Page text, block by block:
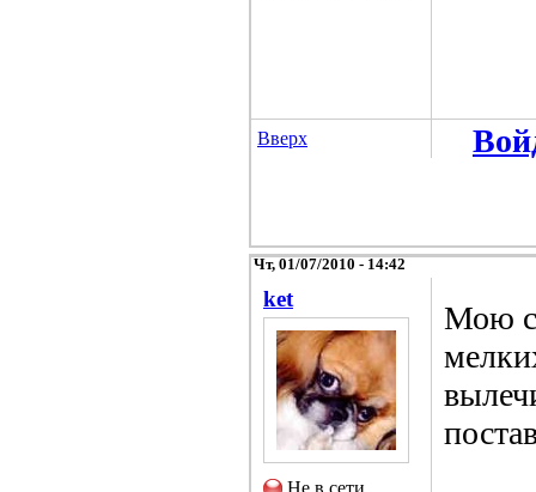
Вверх
Чт, 01/07/2010 - 14:42
ket
Не в сети
Мою